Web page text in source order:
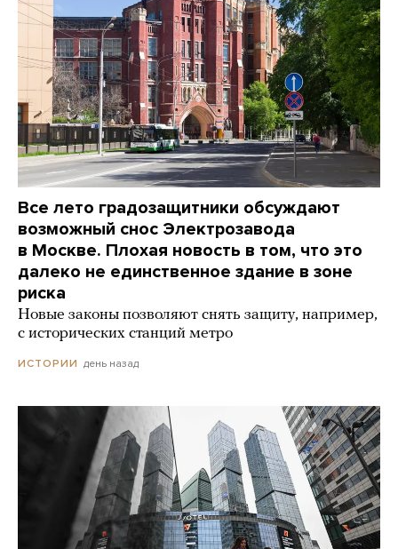
Все лето градозащитники обсуждают
возможный снос Электрозавода
в Москве. Плохая новость в том, что это
далеко не единственное здание в зоне
риска
Новые законы позволяют снять защиту, например,
с исторических станций метро
ИСТОРИИ день назад